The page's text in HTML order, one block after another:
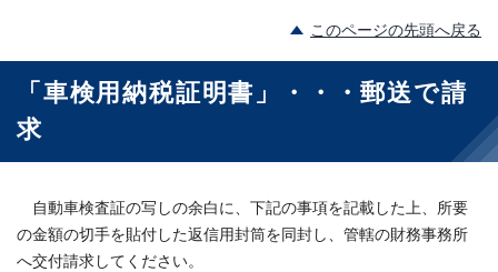
このページの先頭へ戻る
「車検用納税証明書」・・・郵送で請
求
自動車検査証の写しの余白に、下記の事項を記載した上、所要
の金額の切手を貼付した返信用封筒を同封し、管轄の財務事務所
へ交付請求してください。